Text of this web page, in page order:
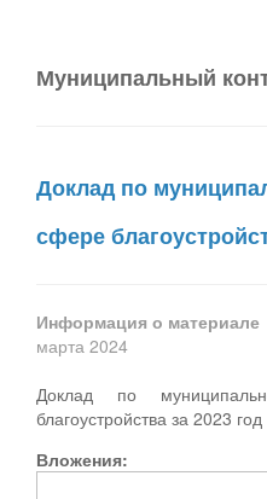
Муниципальный
Доклад по
сфере
Информация о материале
марта 2024
Доклад по
благоустройства за 2023 год
Вложения: